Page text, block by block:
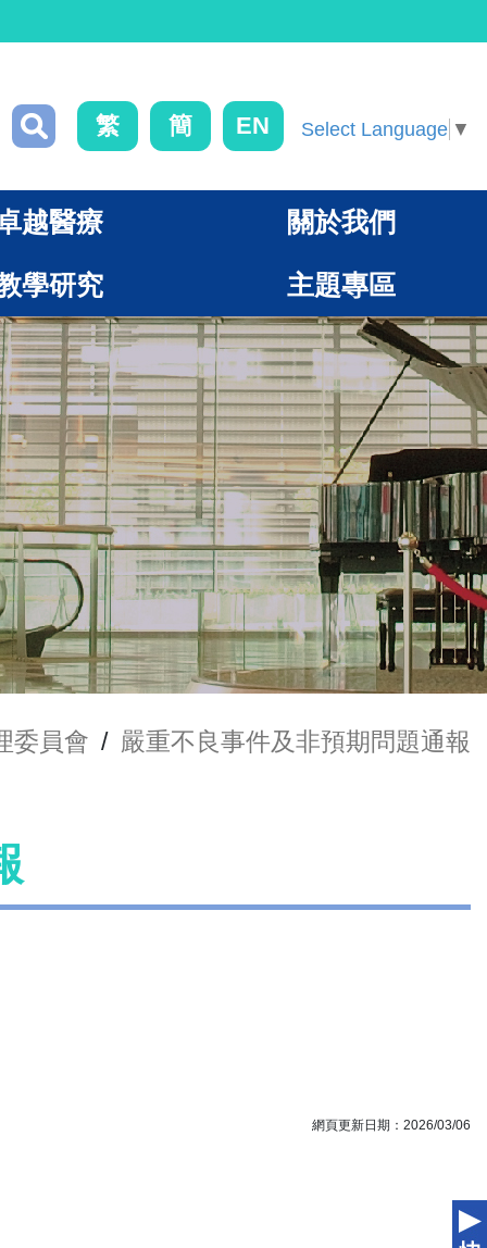
繁 簡 EN Select Language ▼
越醫療 關於我們
學研究 主題專區
委員會 / 嚴重不良事件及非預期問題通報
網頁更新日期：2026/03/06